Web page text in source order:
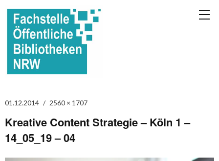
01.12.2014 2560 × 1707
Kreative Content Strategie – Köln 1 –
14_05_19 – 04